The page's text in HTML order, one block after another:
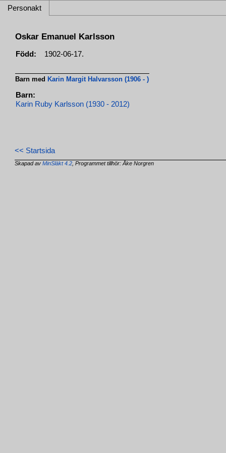
Personakt
Oskar Emanuel Karlsson
Född: 1902-06-17.
Barn med Karin Margit Halvarsson (1906 - )
Barn:
Karin Ruby Karlsson (1930 - 2012)
<< Startsida
Skapad avMinSläkt 4.2 , Programmet tillhör: Åke Norgren